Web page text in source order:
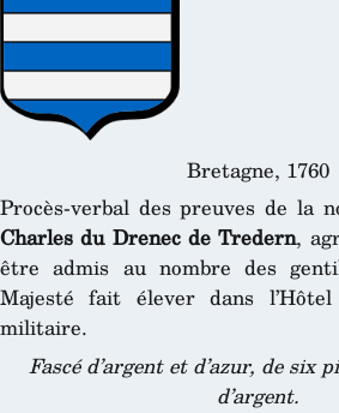
Bretagne, 1760
Procès-verbal des preuves de la
Charles du Drenec de Tredern,
être admis au nombre des
Majesté fait élever dans l’Hôtel
militaire.
Fascé d’argent et d’azur, de six
d’argent.